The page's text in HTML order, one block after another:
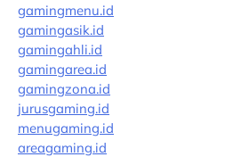
gamingmenu.id
gamingasik.id
gamingahli.id
gamingarea.id
gamingzona.id
jurusgaming.id
menugaming.id
areagaming.id